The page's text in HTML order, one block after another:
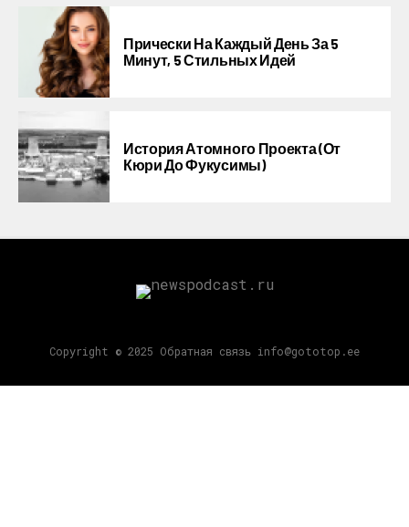
Прически На Каждый День За 5
Минут, 5 Стильных Идей
История Атомного Проекта (от
Кюри До Фукусимы)
Copyright © 2025 Обратная связь info@gototop.ee